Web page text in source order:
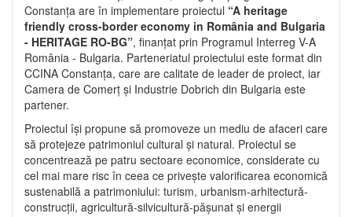
Constanța are în implementare proiectul “A heritage
friendly cross-border economy in România and Bulgaria
- HERITAGE RO-BG”, finanțat prin Programul Interreg V-A
România - Bulgaria. Parteneriatul proiectului este format din
CCINA Constanța, care are calitate de leader de proiect, iar
Camera de Comerț și Industrie Dobrich din Bulgaria este
partener.
Proiectul își propune să promoveze un mediu de afaceri care
să protejeze patrimoniul cultural și natural. Proiectul se
concentrează pe patru sectoare economice, considerate cu
cel mai mare risc în ceea ce privește valorificarea economică
sustenabilă a patrimoniului: turism, urbanism-arhitectură-
construcții, agricultură-silvicultură-pășunat și energii